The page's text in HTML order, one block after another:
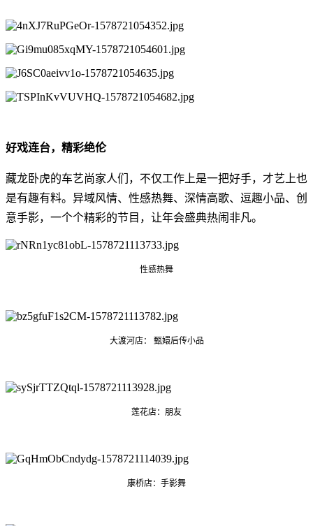
好戏连台，精彩绝伦
藏龙卧虎的车艺尚家人们，不仅工作上是一把好手，才艺上也
是有趣有料。异域风情、性感热舞、深情高歌、逗趣小品、创
意手影，一个个精彩的节目，让年会盛典热闹非凡。
性感热舞
大渡河店： 甄嬛后传小品
莲花店：朋友
康桥店：手影舞